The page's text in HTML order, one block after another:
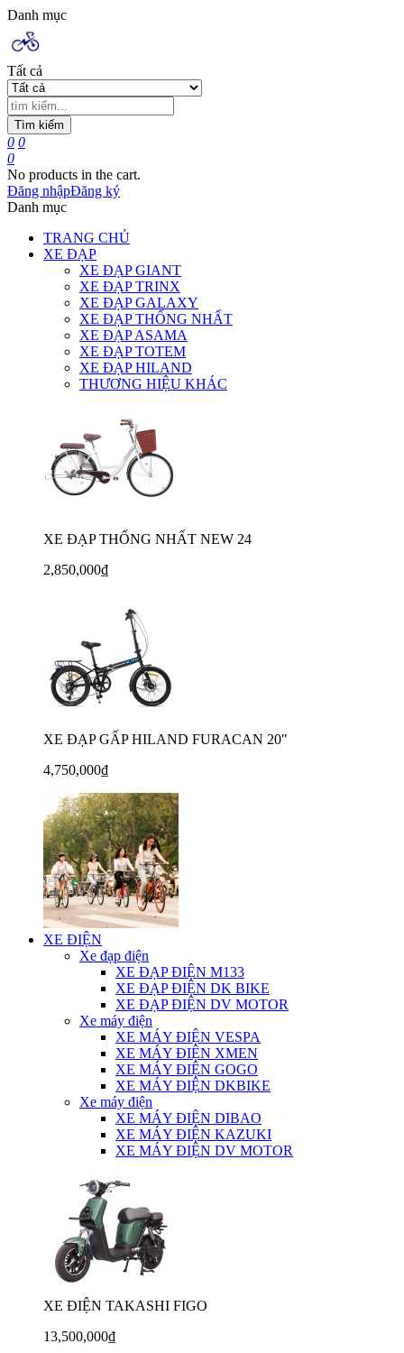
Danh mục
Tất cả
Tìm kiếm
0 0
0
No products in the cart.
Đăng nhậpĐăng ký
Danh mục
TRANG CHỦ
XE ĐẠP
XE ĐẠP GIANT
XE ĐẠP TRINX
XE ĐẠP GALAXY
XE ĐẠP THỐNG NHẤT
XE ĐẠP ASAMA
XE ĐẠP TOTEM
XE ĐẠP HILAND
THƯƠNG HIỆU KHÁC
XE ĐẠP THỐNG NHẤT NEW 24
2,850,000₫
XE ĐẠP GẤP HILAND FURACAN 20"
4,750,000₫
XE ĐIỆN
Xe đạp điện
XE ĐẠP ĐIỆN M133
XE ĐẠP ĐIỆN DK BIKE
XE ĐẠP ĐIỆN DV MOTOR
Xe máy điện
XE MÁY ĐIỆN VESPA
XE MÁY ĐIỆN XMEN
XE MÁY ĐIỆN GOGO
XE MÁY ĐIỆN DKBIKE
Xe máy điện
XE MÁY ĐIỆN DIBAO
XE MÁY ĐIỆN KAZUKI
XE MÁY ĐIỆN DV MOTOR
XE ĐIỆN TAKASHI FIGO
13,500,000₫